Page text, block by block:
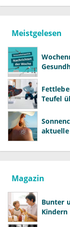
Meistgelesen
Teufel
Magazin
Bunter
Kindern